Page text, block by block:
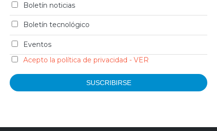
Boletín noticias
Boletín tecnológico
Eventos
Acepto la política de privacidad - VER